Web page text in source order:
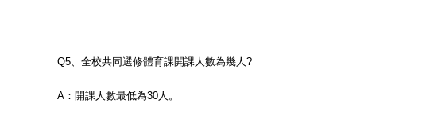
Q5、全校共同選修體育課開課人數為幾人?
A ：開課人數最低為30人。